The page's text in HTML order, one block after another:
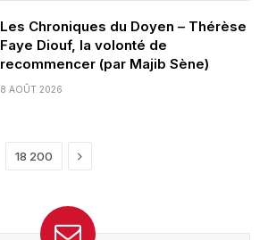
Les Chroniques du Doyen – Thérèse
Faye Diouf, la volonté de
recommencer (par Majib Sène)
8 AOÛT 2026
18 200 Next